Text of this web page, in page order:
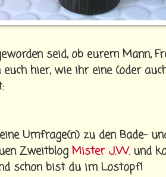
seid, ob eurem Mann,
hier, wie ihr eine (oder
Umfrage(n) zu den Bade-
Zweitblog Mister J.W.und
schon bist du im Lostopf!